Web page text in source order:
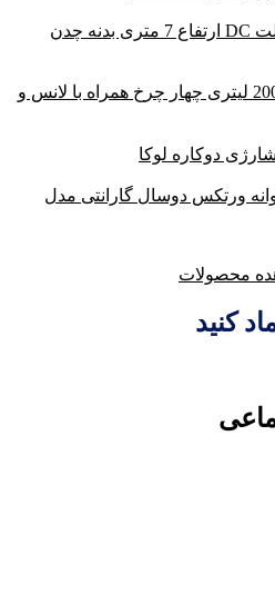
پمپ کفکش 2 اینچ 12 ولت DC ارتفاع 7 متری بدنه چدن
پمپ سم پاش فرقونی 200 لیتری چهار چرخ همراه با لانس و
دو پروانه ورتکس دوسال گارانتی مدل
محصولات
کنید